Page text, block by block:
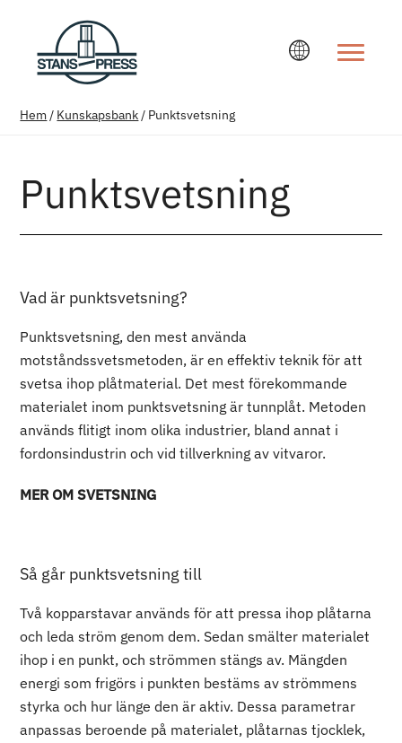
Hem/ Kunskapsbank/ Punktsvetsning
Punktsvetsning
Vad är punktsvetsning?
Punktsvetsning, den mest använda
motståndssvetsmetoden, är en effektiv teknik för att
svetsa ihop plåtmaterial. Det mest förekommande
materialet inom punktsvetsning är tunnplåt. Metoden
används flitigt inom olika industrier, bland annat i
fordonsindustrin och vid tillverkning av vitvaror.
MER OM SVETSNING
Så går punktsvetsning till
Två kopparstavar används för att pressa ihop plåtarna
och leda ström genom dem. Sedan smälter materialet
ihop i en punkt, och strömmen stängs av. Mängden
energi som frigörs i punkten bestäms av strömmens
styrka och hur länge den är aktiv. Dessa parametrar
anpassas beroende på materialet, plåtarnas tjocklek,